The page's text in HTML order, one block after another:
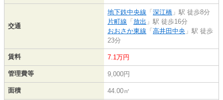
交通
地下鉄中央線 「 深江橋 」駅 徒歩8分
片町線 「 放出 」駅 徒歩16分
おおさか東線 「 高井田中央 」駅 徒歩
23分
賃料 7.1万円
管理費等 9,000円
面積 44.00㎡